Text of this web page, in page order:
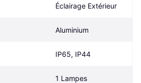
Éclairage Extérieur
Aluminium
IP65, IP44
1 Lampes